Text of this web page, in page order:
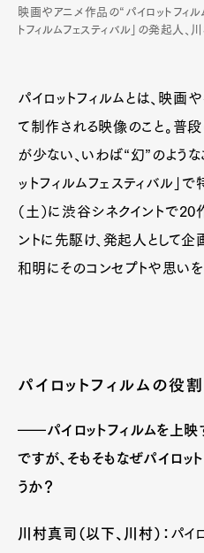
映画やアニメ作品の“パイロットフィ
トフィルムフェスティバル」の発起人、
パイロットフィルムとは、映
て制作される映像のこと。普
が少ない、いわば“幻”のよう
ットフィルムフェスティバル」
（土）に渋谷シネクイントで
ントに先駆け、発起人として
和明にそのコンセプトや思いを
パイロットフィルムの役
――パイロットフィルムを上映
ですが、そもそもなぜパイロッ
うか？
川村真司（以下、川村）： パイ